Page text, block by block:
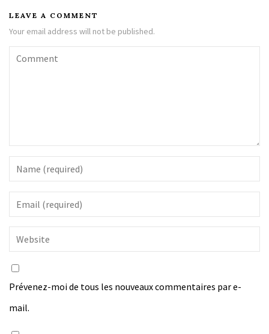
LEAVE A COMMENT
Your email address will not be published.
Prévenez-moi de tous les nouveaux commentaires par e-
mail.